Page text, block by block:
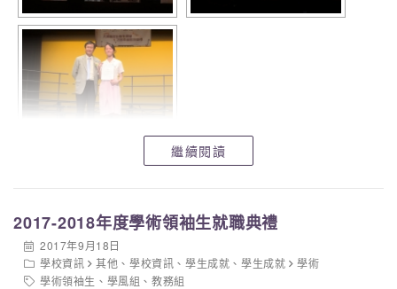
環保教育在靈風
5B
13
李澤燊
5B
17
5C
8
5A
5D
3
7
16
20
陳美延
繼續閱讀
2017-2018年度學術領袖生就職典禮
2017年9月18日
學校資訊
其他 、學校資訊 、學生成就 、學生成就
學術
學術領袖生 、 學風組 、教務組